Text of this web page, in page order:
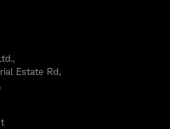
Estate Rd,